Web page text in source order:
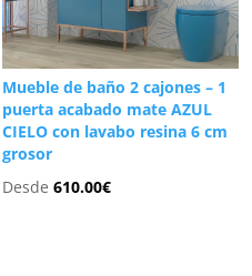
Mueble de baño 2 cajones – 1
puerta acabado mate AZUL
CIELO con lavabo resina 6 cm
grosor
Desde610.00€